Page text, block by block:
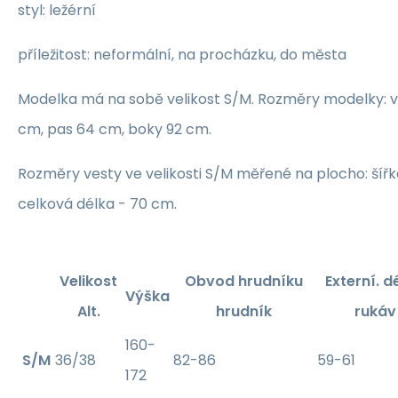
styl: ležérní
příležitost: neformální, na procházku, do města
Modelka má na sobě velikost S/M. Rozměry modelky:
cm, pas 64 cm, boky 92 cm.
Rozměry vesty ve velikosti S/M měřené na plocho:
celková délka - 70 cm.
Velikost
Alt.
Výška
Obvod hrudníku
hrudník
Externí.
rukáv
S/M 36/38
160-
172
82-86 59-61